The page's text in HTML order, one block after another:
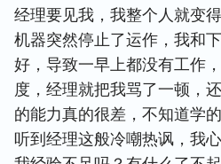
经理要见我，我整个人就变
机器突然停止了运作，我和
好，导致一早上都没有工作
度，经理就把我骂了一顿，
的能力真的很差，不知道学
听到经理这般冷嘲热讽，我